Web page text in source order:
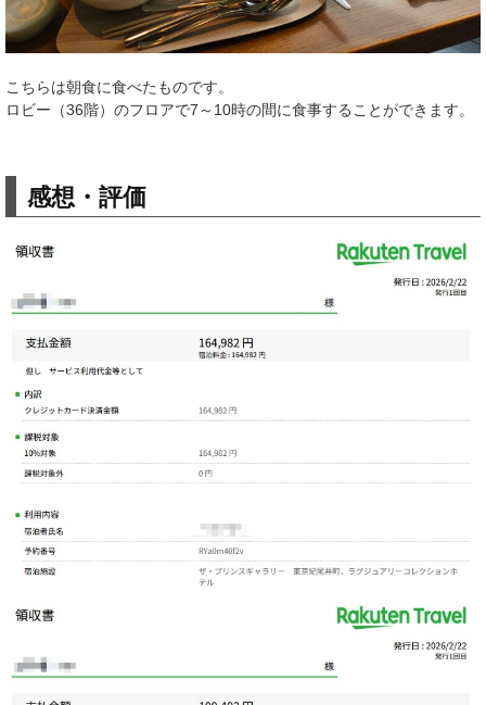
こちらは朝食に食べたものです。
ロビー（36階）のフロアで7～10時の間に食事することができます。
感想・評価